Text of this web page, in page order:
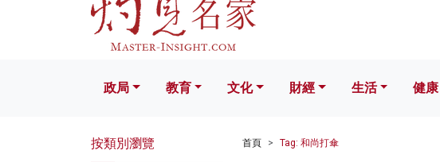
政局 教育 文化 財經 生活 健康
首頁 Tag: 和尚打傘
按類別瀏覽